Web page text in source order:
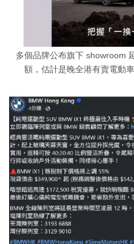
多個品牌公布旗下 showroom
額，估計是晚全港有賣電動